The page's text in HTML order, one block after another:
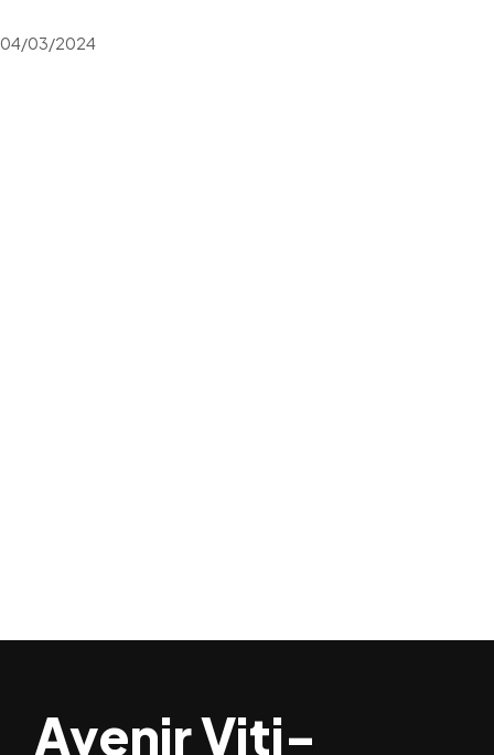
04/03/2024
Avenir Viti-